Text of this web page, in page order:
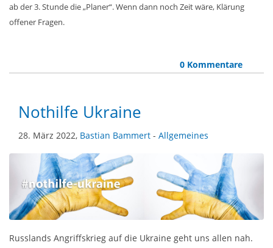
ab der 3. Stunde die „Planer“. Wenn dann noch Zeit wäre, Klärung
offener Fragen.
0 Kommentare
Nothilfe Ukraine
28. März 2022, Bastian Bammert - Allgemeines
Russlands Angriffskrieg auf die Ukraine geht uns allen nah.